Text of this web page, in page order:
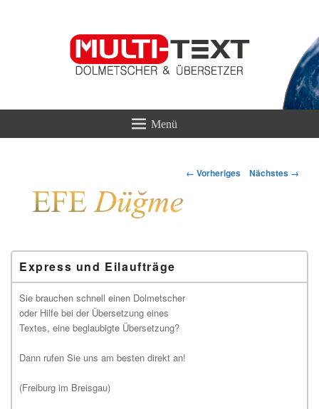
Bilder-
← Vorheriges Nächstes →
Primärer
Seitenleisten-
Widgetbereich
Express und Eilaufträge
Sie brauchen schnell einen Dolmetscher
oder Hilfe bei der Übersetzung eines
Textes, eine beglaubigte Übersetzung?
Dann rufen Sie uns am besten direkt an!
(Freiburg im Breisgau)